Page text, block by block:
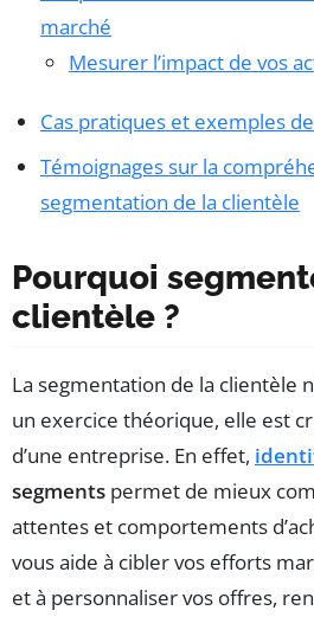
marché
Mesurer l’impact de vos
Cas pratiques et exemples
Témoignages sur la
segmentation de la clientèle
Pourquoi
clientèle ?
La segmentation de la clientèle
un exercice théorique, elle est
d’une entreprise. En effet,
segments permet de mieux
attentes et comportements
vous aide à cibler vos efforts
et à personnaliser vos offres,